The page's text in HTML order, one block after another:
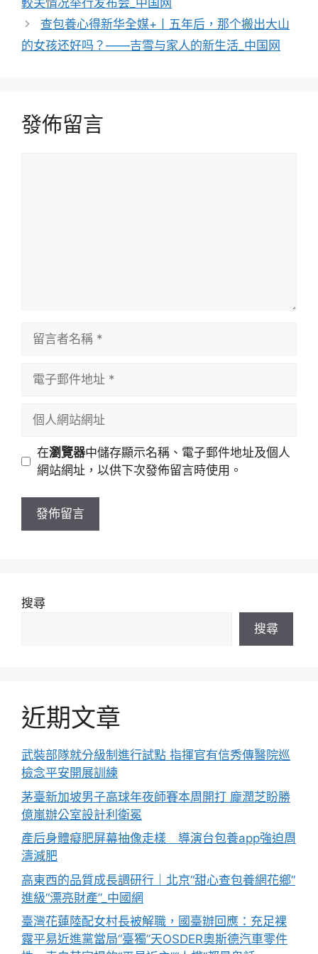
查包養心得新华全媒+丨五年后，那个搬出大山
的女孩还好吗？——吉雪与家人的新生活_中国网
發佈留言
址
站
址
在瀏覽器中儲存顯示名稱、電子郵件地址及個人
網站網址，以供下次發佈留言時使用。
搜尋
搜尋
近期文章
武裝部隊就分級制進行試點 指揮官有信秀傳醫院巡
檢念平安開展訓練
茅臺新加坡男子高球年夜師賽本周開打 龐潤芝盼勝
億嵐辦公室設計利衛冕
產后身體癡肥屏幕抽像走樣 導演台包養app強迫周
濤減肥
高東西的品質成長調研行｜北京“甜心查包養網花鄉”
進級“漂亮財產”_中國網
臺灣花蓮陸配女村長被解職，國臺辦回應：充足裸
露平易近進黨當局“臺獨”天OSDER奧斯德汽車零件